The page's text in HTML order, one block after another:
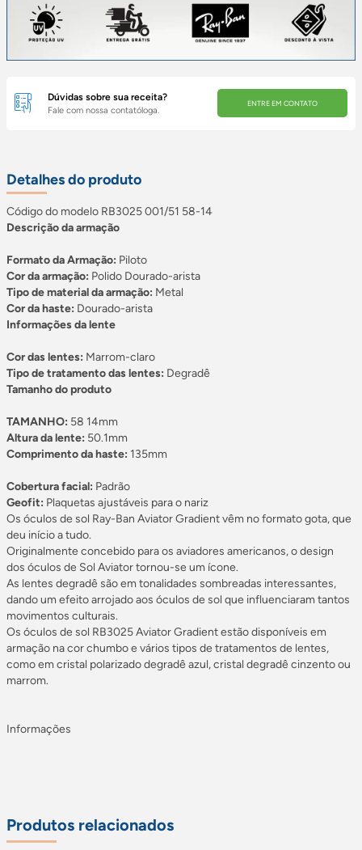
Dúvidas sobre sua receita?
Fale com nossa contatóloga.
ENTRE EM CONTATO
Detalhes do produto
Código do modelo RB3025 001/51 58-14
Descrição da armação
Formato da Armação: Piloto
Cor da armação: Polido Dourado-arista
Tipo de material da armação: Metal
Cor da haste: Dourado-arista
Informações da lente
Cor das lentes: Marrom-claro
Tipo de tratamento das lentes: Degradê
Tamanho do produto
TAMANHO: 58 14mm
Altura da lente: 50.1mm
Comprimento da haste: 135mm
Cobertura facial: Padrão
Geofit: Plaquetas ajustáveis para o nariz
Os óculos de sol Ray-Ban Aviator Gradient vêm no formato gota, que
deu início a tudo.
Originalmente concebido para os aviadores americanos, o design
dos óculos de Sol Aviatortornou-se um ícone.
As lentes degradê são em tonalidades sombreadas interessantes,
dando um efeito arrojado aos óculos de sol que influenciaram tantos
movimentos culturais.
Os óculos de sol RB3025 Aviator Gradient estão disponíveis em
armação na cor chumbo e vários tipos de tratamentos de lentes,
como em cristal polarizadodegradê azul, cristal degradê cinzento ou
marrom.
Informações
Produtos relacionados